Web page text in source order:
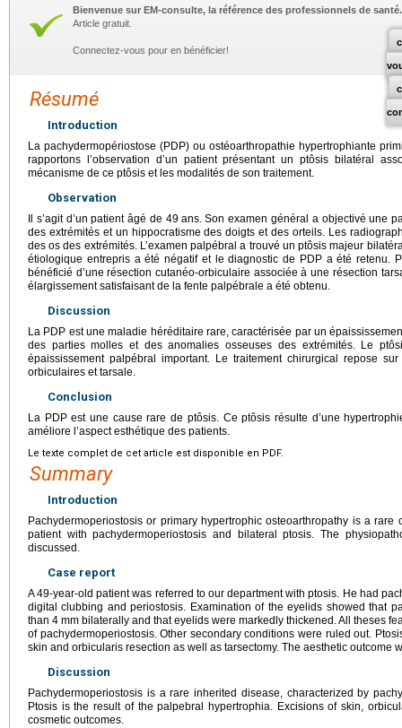
Bienvenue sur EM-consulte, la référence des professionnels de santé.
Article gratuit.
Connectez-vous pour en bénéficier!
Résumé
Introduction
La pachydermopériostose (PDP) ou ostéoarthropathie hypertrophiante
rapportons l’observation d’un patient présentant un ptôsis bilatéral
mécanisme de ce ptôsis et les modalités de son traitement.
Observation
Il s’agit d’un patient âgé de 49 ans. Son examen général a objectivé une
des extrémités et un hippocratisme des doigts et des orteils. Les
des os des extrémités. L’examen palpébral a trouvé un ptôsis majeur
étiologique entrepris a été négatif et le diagnostic de PDP a été retenu.
bénéficié d’une résection cutanéo-orbiculaire associée à une résection
élargissement satisfaisant de la fente palpébrale a été obtenu.
Discussion
La PDP est une maladie héréditaire rare, caractérisée par un
des parties molles et des anomalies osseuses des extrémités. Le
épaississement palpébral important. Le traitement chirurgical repose
orbiculaires et tarsale.
Conclusion
La PDP est une cause rare de ptôsis. Ce ptôsis résulte d’une
améliore l’aspect esthétique des patients.
Le texte complet de cet article est disponible en PDF.
Summary
Introduction
Pachydermoperiostosis or primary hypertrophic osteoarthropathy is a
patient with pachydermoperiostosis and bilateral ptosis. The
discussed.
Case report
A 49-year-old patient was referred to our department with ptosis. He had
digital clubbing and periostosis. Examination of the eyelids showed that
than 4 mm bilaterally and that eyelids were markedly thickened. All theses
of pachydermoperiostosis. Other secondary conditions were ruled out.
skin and orbicularis resection as well as tarsectomy. The aesthetic outcome
Discussion
Pachydermoperiostosis is a rare inherited disease, characterized by
Ptosis is the result of the palpebral hypertrophia. Excisions of skin,
cosmetic outcomes.